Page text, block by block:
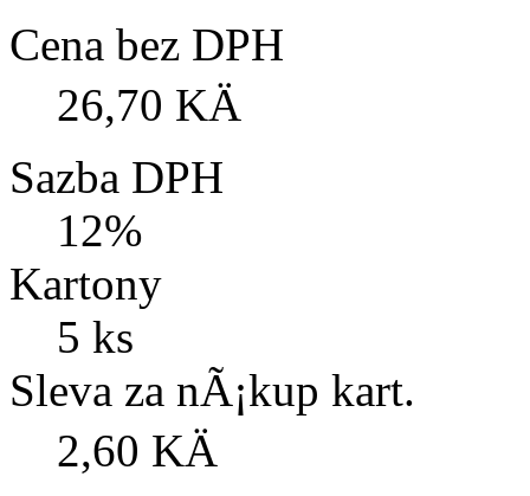
Cena bez DPH
26,70 KÄ
Sazba DPH
12%
Kartony
5 ks
Sleva za nÃ¡kup kart.
2,60 KÄ